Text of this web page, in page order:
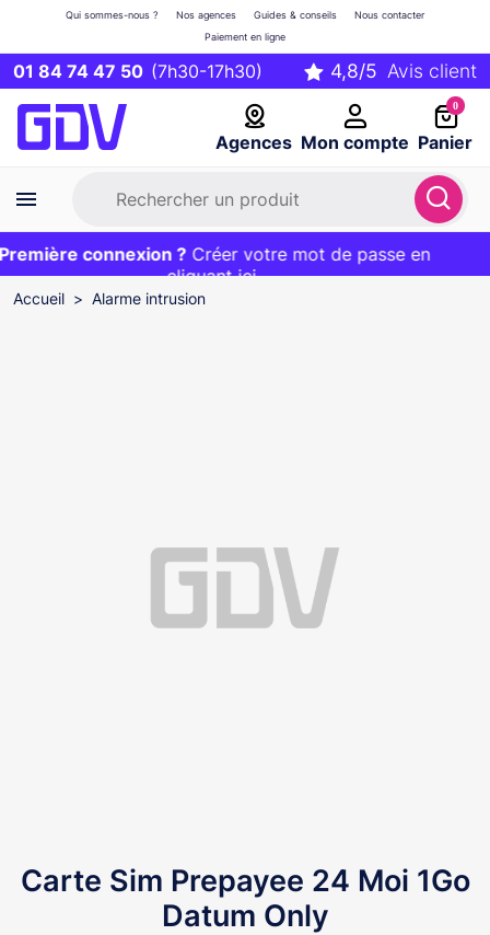
01 84 74 47 50 (7h30-17h30)
Agences Mon compte
Qui sommes-nous ? Nos agences Guides & conseils
Nous contacter
Paiement en ligne
0
Panier
Première commande ?20€ OFFERT sur votre panier
et livraison 24/48h gratuite avec le codeBIENVENUE
connexion ? Créer votre mot de passe en
cliquant ici
EXCLU WEB :
Accueil Alarme intrusion
Carte Sim Prepayee 24 Moi 1Go
Datum Only